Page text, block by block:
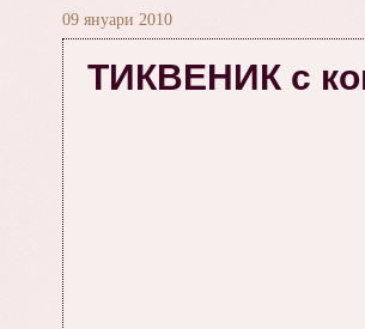
09 януари 2010
ТИКВЕНИК с